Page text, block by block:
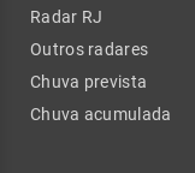
Radar RJ
Outros radares
Chuva prevista
Chuva acumulada